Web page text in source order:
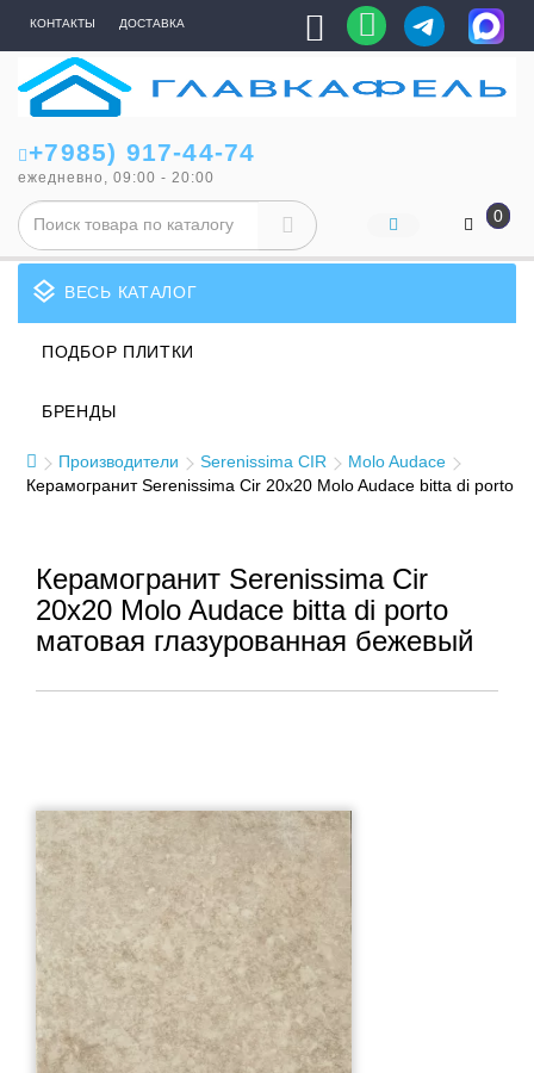
КОНТАКТЫ ДОСТАВКА
+7985) 917-44-74
ежедневно, 09:00 - 20:00
0
layers ВЕСЬ КАТАЛОГ
ПОДБОР ПЛИТКИ
БРЕНДЫ
Производители Serenissima CIR
Molo Audace
Керамогранит Serenissima Cir 20x20 Molo Audace bitta di porto
Керамогранит Serenissima Cir
20x20 Molo Audace bitta di porto
матовая глазурованная бежевый